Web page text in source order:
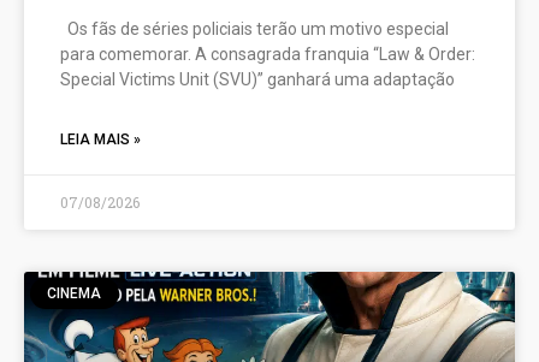
Os fãs de séries policiais terão um motivo especial
para comemorar. A consagrada franquia “Law & Order:
Special Victims Unit (SVU)” ganhará uma adaptação
LEIA MAIS »
07/08/2026
CINEMA